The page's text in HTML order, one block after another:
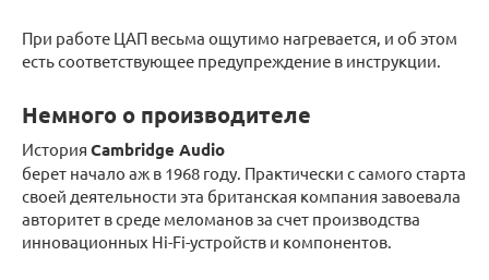
При работе ЦАП весьма ощутимо нагревается, и об этом
есть соответствующее предупреждение в инструкции.
Немного о производителе
История Cambridge Audio
берет начало аж в 1968 году. Практически с самого старта
своей деятельности эта британская компания завоевала
авторитет в среде меломанов за счет производства
инновационных Hi-Fi-устройств и компонентов.